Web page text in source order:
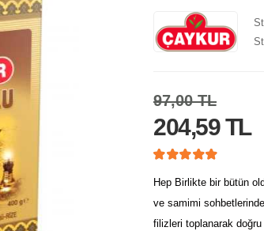
97,00 TL
204,59 TL
Hep Birlikte bir bütün
ve samimi
filizleri toplanarak